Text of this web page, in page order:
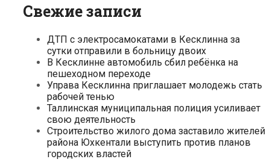
Свежие записи
ДТП с электросамокатами в Кесклинна за
сутки отправили в больницу двоих
В Кесклинне автомобиль сбил ребёнка на
пешеходном переходе
Управа Кесклинна приглашает молодежь стать
рабочей тенью
Таллинская муниципальная полиция усиливает
свою деятельность
Строительство жилого дома заставило жителей
района Юхкентали выступить против планов
городских властей